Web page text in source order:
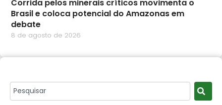
Corrida pelos minerais críticos movimenta o
Brasil e coloca potencial do Amazonas em
debate
8 de agosto de 2026